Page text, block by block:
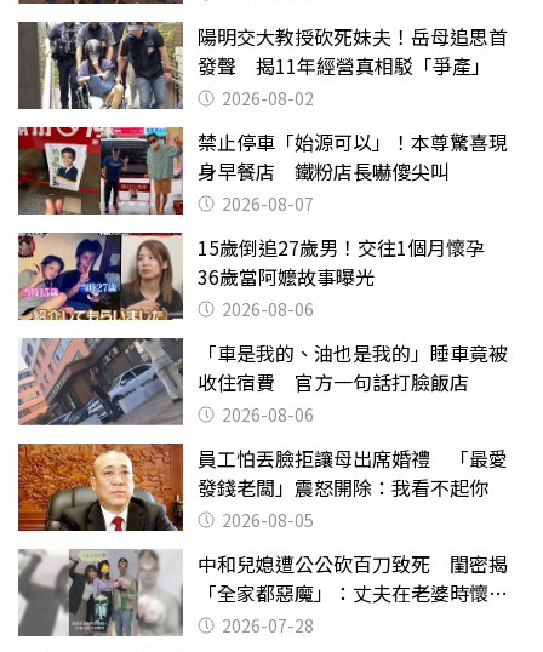
陽明交大教授砍死妹夫！岳母追思首
發聲 揭11年經營真相駁「爭產」
2026-08-02
禁止停車「始源可以」！本尊驚喜現
身早餐店 鐵粉店長嚇傻尖叫
2026-08-07
15歲倒追27歲男！交往1個月懷孕
36歲當阿嬤故事曝光
2026-08-06
「車是我的、油也是我的」睡車竟被
收住宿費 官方一句話打臉飯店
2026-08-06
員工怕丟臉拒讓母出席婚禮 「最愛
發錢老闆」震怒開除：我看不起你
2026-08-05
中和兒媳遭公公砍百刀致死 閨密揭
「全家都惡魔」：丈夫在老婆時懷孕
摔東西
2026-07-28